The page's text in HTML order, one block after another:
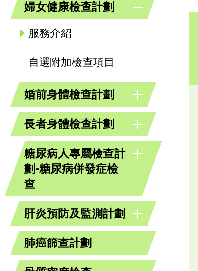
婦女健康檢查計劃
服務介紹
自選附加檢查項目
婚前身體檢查計劃
長者身體檢查計劃
糖尿病人專屬檢查計
劃-糖尿病併發症檢
查
肝炎預防及監測計劃
肺癌篩查計劃